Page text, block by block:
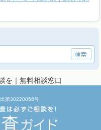
を｜無料相談窓口
第30220056号